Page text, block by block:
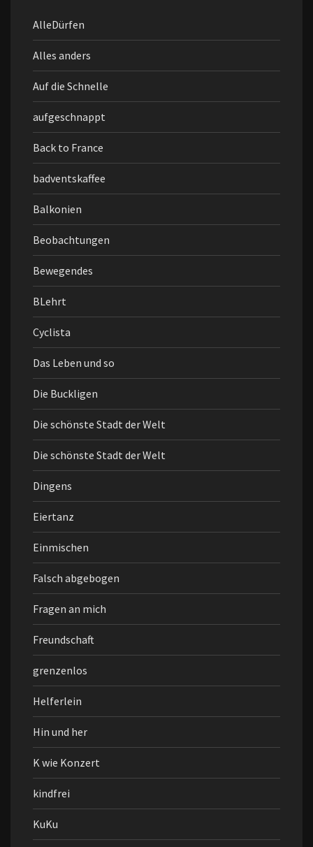
AlleDürfen
Alles anders
Auf die Schnelle
aufgeschnappt
Back to France
badventskaffee
Balkonien
Beobachtungen
Bewegendes
BLehrt
Cyclista
Das Leben und so
Die Buckligen
Die schönste Stadt der Welt
Die schönste Stadt der Welt
Dingens
Eiertanz
Einmischen
Falsch abgebogen
Fragen an mich
Freundschaft
grenzenlos
Helferlein
Hin und her
K wie Konzert
kindfrei
KuKu